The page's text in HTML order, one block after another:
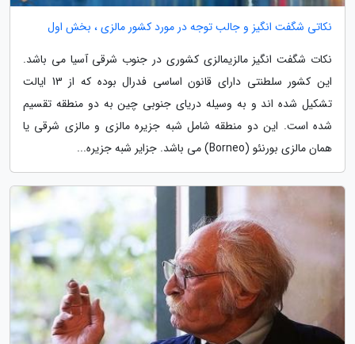
نکاتی شگفت انگیز و جالب توجه در مورد کشور مالزی ، بخش اول
نکات شگفت انگیز مالزیمالزی کشوری در جنوب شرقی آسیا می باشد.
این کشور سلطنتی دارای قانون اساسی فدرال بوده که از 13 ایالت
تشکیل شده اند و به وسیله دریای جنوبی چین به دو منطقه تقسیم
شده است. این دو منطقه شامل شبه جزیره مالزی و مالزی شرقی یا
همان مالزی بورنئو (Borneo) می باشد. جزایر شبه جزیره...